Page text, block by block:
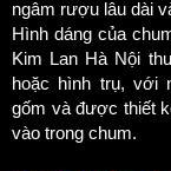
ngâm rượu lâu dài
Hình dáng của
Kim Lan Hà Nội
hoặc hình trụ, với
gốm và được thiết
vào trong chum.